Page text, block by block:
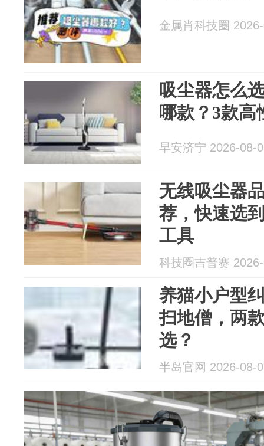
金属肖科技圈
吸尘器怎么
哪款？3款高
早安济宁 2026-08-
无线吸尘器
荐，快速选
工具
科技圈吉普赛
养猫小户型
扫地僧，两
选？
半岛官网 2026-08-